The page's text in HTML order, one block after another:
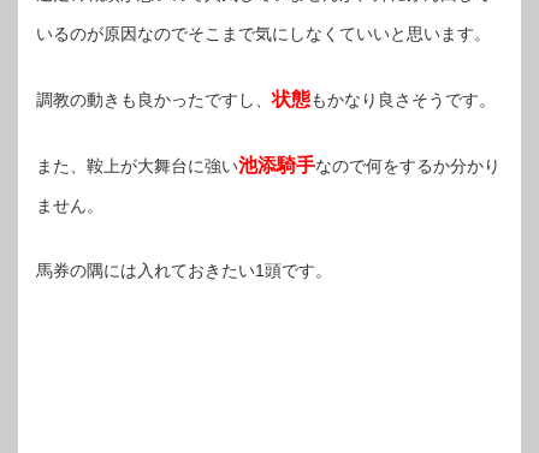
いるのが原因なのでそこまで気にしなくていいと思います。
調教の動きも良かったですし、状態もかなり良さそうです。
また、鞍上が大舞台に強い池添騎手なので何をするか分かり
ません。
馬券の隅には入れておきたい1頭です。